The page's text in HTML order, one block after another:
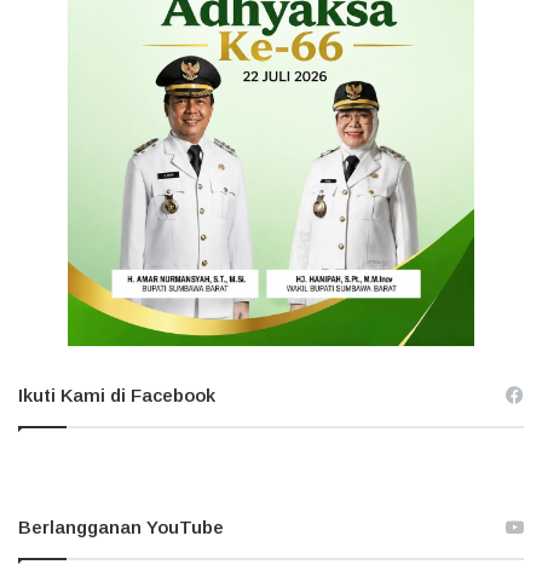
Ikuti Kami di Facebook
Berlangganan YouTube